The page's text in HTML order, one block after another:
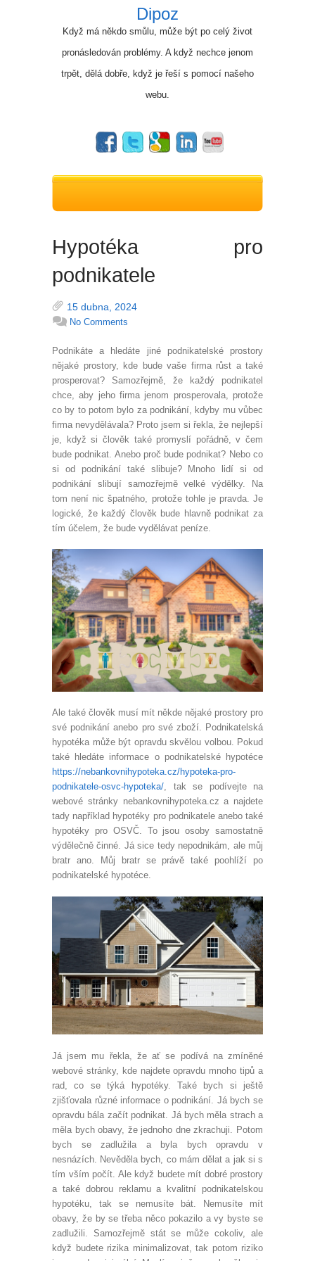
Dipoz
Když má někdo smůlu, může být po celý život
pronásledován problémy. A když nechce jenom
trpět, dělá dobře, když je řeší s pomocí našeho
webu.
Hypotéka pro
podnikatele
15 dubna, 2024
No Comments
Podnikáte a hledáte jiné podnikatelské prostory
nějaké prostory, kde bude vaše firma růst a také
prosperovat? Samozřejmě, že každý podnikatel
chce, aby jeho firma jenom prosperovala, protože
co by to potom bylo za podnikání, kdyby mu vůbec
firma nevydělávala? Proto jsem si řekla, že nejlepší
je, když si člověk také promyslí pořádně, v čem
bude podnikat. Anebo proč bude podnikat? Nebo co
si od podnikání také slibuje? Mnoho lidí si od
podnikání slibují samozřejmě velké výdělky. Na
tom není nic špatného, protože tohle je pravda. Je
logické, že každý člověk bude hlavně podnikat za
tím účelem, že bude vydělávat peníze.
Ale také člověk musí mít někde nějaké prostory pro
své podnikání anebo pro své zboží. Podnikatelská
hypotéka může být opravdu skvělou volbou. Pokud
také hledáte informace o podnikatelské hypotéce
https://nebankovnihypoteka.cz/hypoteka-pro-
podnikatele-osvc-hypoteka/, tak se podívejte na
webové stránky nebankovnihypoteka.cz a najdete
tady například hypotéky pro podnikatele anebo také
hypotéky pro OSVČ. To jsou osoby samostatně
výdělečně činné. Já sice tedy nepodnikám, ale můj
bratr ano. Můj bratr se právě také poohlíží po
podnikatelské hypotéce.
Já jsem mu řekla, že ať se podívá na zmíněné
webové stránky, kde najdete opravdu mnoho tipů a
rad, co se týká hypotéky. Také bych si ještě
zjišťovala různé informace o podnikání. Já bych se
opravdu bála začít podnikat. Já bych měla strach a
měla bych obavy, že jednoho dne zkrachuji. Potom
bych se zadlužila a byla bych opravdu v
nesnázích. Nevěděla bych, co mám dělat a jak si s
tím vším počít. Ale když budete mít dobré prostory
a také dobrou reklamu a kvalitní podnikatelskou
hypotéku, tak se nemusíte bát. Nemusíte mít
obavy, že by se třeba něco pokazilo a vy byste se
zadlužili. Samozřejmě stát se může cokoliv, ale
když budete rizika minimalizovat, tak potom riziko